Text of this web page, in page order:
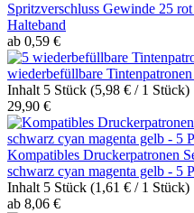
Spritzverschluss Gewinde 25
Halteband
ab 0,59 €
wiederbefüllbare
Inhalt 5 Stück (5,98 € / 1 Stück)
29,90 €
Kompatibles Druckerpatronen
schwarz cyan magenta gelb - 5
Inhalt 5 Stück (1,61 € / 1 Stück)
ab 8,06 €